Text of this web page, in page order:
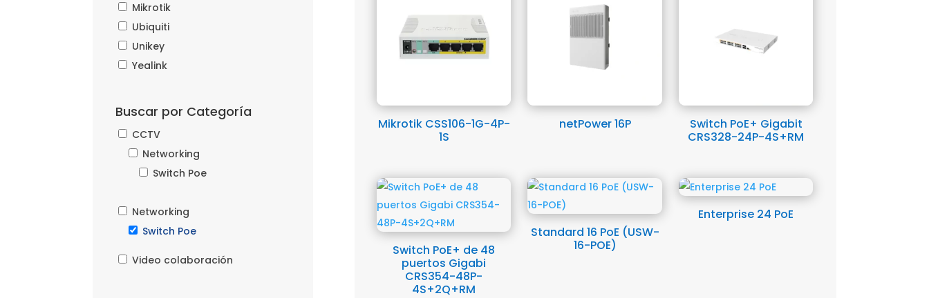
Mikrotik
Ubiquiti
Unikey
Yealink
Buscar por Categoría
CCTV
Networking
Switch Poe
Networking
Switch Poe
Video colaboración
Mikrotik CSS106-1G-4P-
1S
netPower 16P
Switch PoE+ Gigabit
CRS328-24P-4S+RM
Switch PoE+ de 48
puertos Gigabi
CRS354-48P-
4S+2Q+RM
Standard 16 PoE (USW-
16-POE)
Enterprise 24 PoE